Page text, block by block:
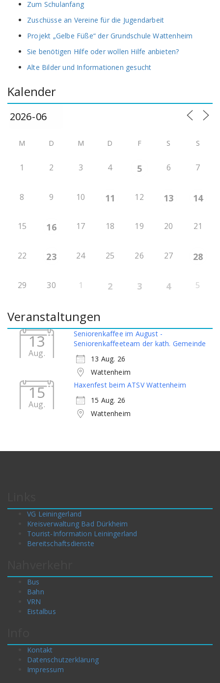
Zum Schulanfang
Zuschüsse an Vereine für die Jugendarbeit
Projekt „Gelbe Füße“ der Grundschule Wattenheim
Sie benötigen Hilfe oder wollen Hilfe anbieten?
Alte Bilder und Informationen gesucht
Kalender
M D M D F S S
1 2 3 4 5 6 7
8 9 10 11 12 13 14
15 16 17 18 19 20 21
22 23 24 25 26 27 28
29 30 1 2 3 4 5
Veranstaltungen
13
Aug.
Seniorenkaffee im August -
Seniorenkaffeeteam der kath. Gemeinde
13 Aug. 26
Wattenheim
15
Aug.
Haxenfest beim ATSV Wattenheim
15 Aug. 26
Wattenheim
VG Leiningerland
Kreisverwaltung Bad Dürkheim
Tourist-Information Leiningerland
Bereitschaftsdienste
Bus
Bahn
VRN
Eistalbus
Kontakt
Datenschutzerklärung
Impressum